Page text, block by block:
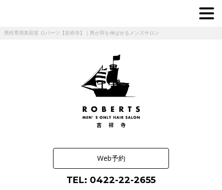
男性専用美容室 ロバーツ【吉祥寺】｜男が羽を伸ばせるメンズサロン
Web予約
TEL: 0422-22-2655